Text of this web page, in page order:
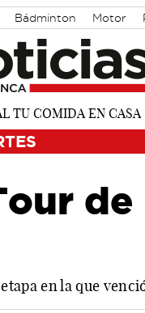
Bádminton Motor
de
en la que